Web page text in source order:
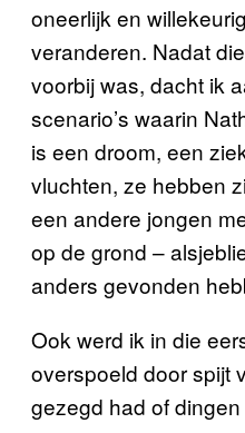
oneerlijk en
veranderen. Nadat
voorbij was, dacht ik
scenario’s waarin
is een droom, een
vluchten, ze hebben
een andere jongen
op de grond –
anders gevonden
Ook werd ik in die
overspoeld door spijt
gezegd had of